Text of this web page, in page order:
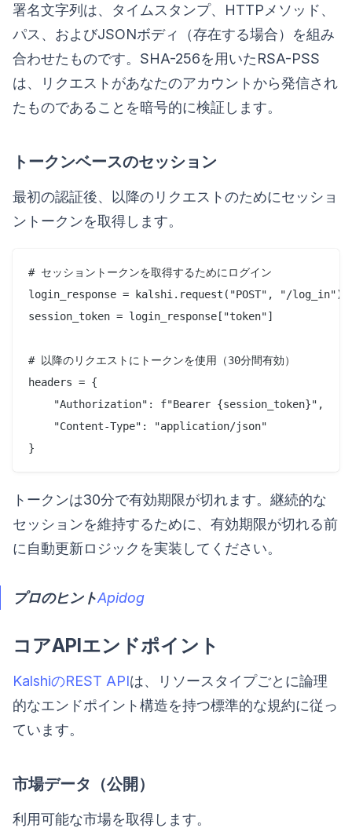
署名文字列は、タイムスタンプ、HTTPメソッド、
パス、およびJSONボディ（存在する場合）を組み
合わせたものです。SHA-256を用いたRSA-PSS
は、リクエストがあなたのアカウントから発信され
たものであることを暗号的に検証します。
トークンベースのセッション
最初の認証後、以降のリクエストのためにセッショ
ントークンを取得します。
# セッショントークンを取得するためにログイン
login_response = kalshi.request("POST", "/log_in")
session_token = login_response["token"]
# 以降のリクエストにトークンを使用（30分間有効）
headers = {
    "Authorization": f"Bearer {session_token}",
    "Content-Type": "application/json"
トークンは30分で有効期限が切れます。継続的な
セッションを維持するために、有効期限が切れる前
に自動更新ロジックを実装してください。
プロのヒントApidog
コアAPIエンドポイント
KalshiのREST APIは、リソースタイプごとに論理
的なエンドポイント構造を持つ標準的な規約に従っ
ています。
市場データ（公開）
利用可能な市場を取得します。